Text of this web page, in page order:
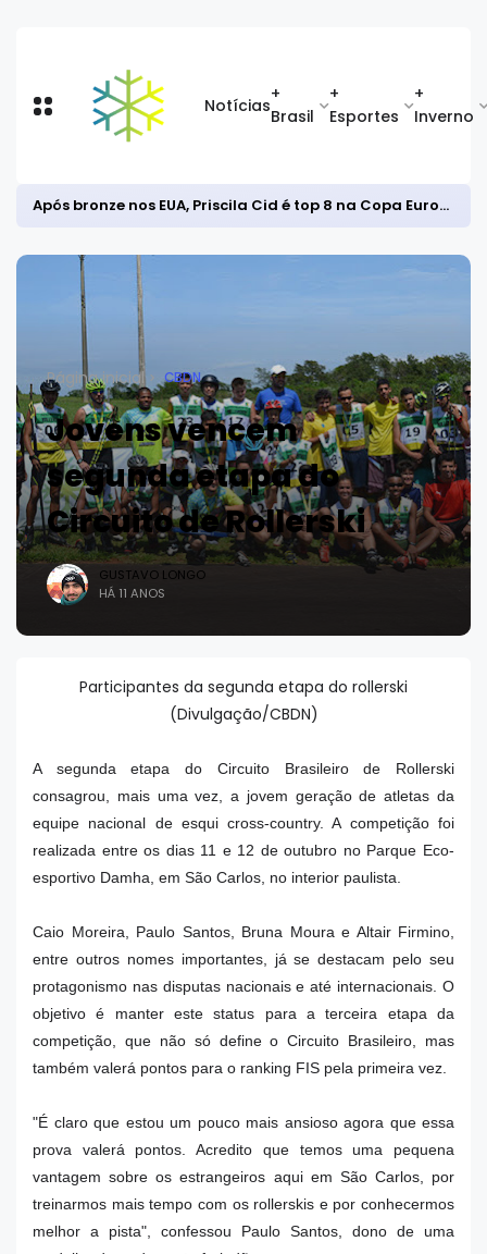
Notícias
+
Brasil
+
Esportes
+
Inverno
Após bronze nos EUA, Priscila Cid é top 8 na Copa Europeia de snowboard halfpipe
Página inicial CBDN
Jovens vencem
segunda etapa do
Circuito de Rollerski
GUSTAVO LONGO
HÁ 11 ANOS
Participantes da segunda etapa do rollerski
(Divulgação/CBDN)
A segunda etapa do Circuito Brasileiro de Rollerski
consagrou, mais uma vez, a jovem geração de atletas da
equipe nacional de esqui cross-country. A competição foi
realizada entre os dias 11 e 12 de outubro no Parque Eco-
esportivo Damha, em São Carlos, no interior paulista.
Caio Moreira, Paulo Santos, Bruna Moura e Altair Firmino,
entre outros nomes importantes, já se destacam pelo seu
protagonismo nas disputas nacionais e até internacionais. O
objetivo é manter este status para a terceira etapa da
competição, que não só define o Circuito Brasileiro, mas
também valerá pontos para o ranking FIS pela primeira vez.
"É claro que estou um pouco mais ansioso agora que essa
prova valerá pontos. Acredito que temos uma pequena
vantagem sobre os estrangeiros aqui em São Carlos, por
treinarmos mais tempo com os rollerskis e por conhecermos
melhor a pista", confessou Paulo Santos, dono de uma